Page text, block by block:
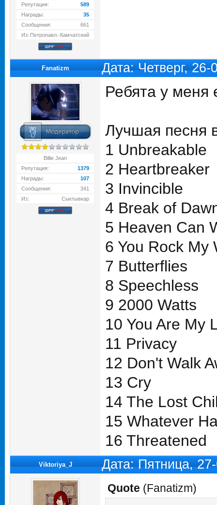
Репутация:
589
Награды:
35
Сообщения:
661
Из: Петропавл.-Камчатский
Fanatizm Дата: Четверг,
Billie Jean
Репутация:
1379
Награды:
107
Сообщения:
341
Из:
Сыктывкар
Ребята у меня
Лучшая песня
1 Unbreakable
2 Heartbreaker
3 Invincible
4 Break of
5 Heaven Can
6 You Rock My
7 Butterflies
8 Speechless
9 2000 Watts
10 You Are My
11 Privacy
12 Don't Walk
13 Cry
14 The Lost
15 Whatever
16 Threatened
Viktoriya_J Дата: Пятница,
Quote (Fanatizm)